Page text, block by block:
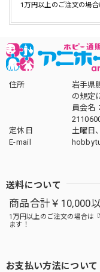
1万円以上のご注文の場
住所
岩手県
の規
員会名
定休日
土曜日
E-mail
送料について
商品合計￥10,000
1万円以上のご注文の場合は
ます！
お支払い方法について